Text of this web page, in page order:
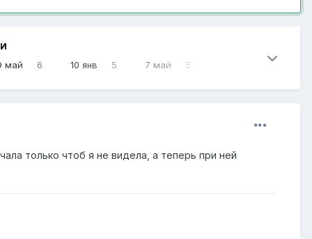
май 6 10 янв 5 7 май 5
только чтоб я не видела, а теперь при ней